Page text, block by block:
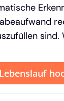
Lebenslauf